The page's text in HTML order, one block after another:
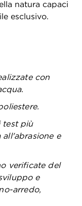
natura capaci
esclusivo.
con
test più
all'abrasione e
verificate del
e
arredo,